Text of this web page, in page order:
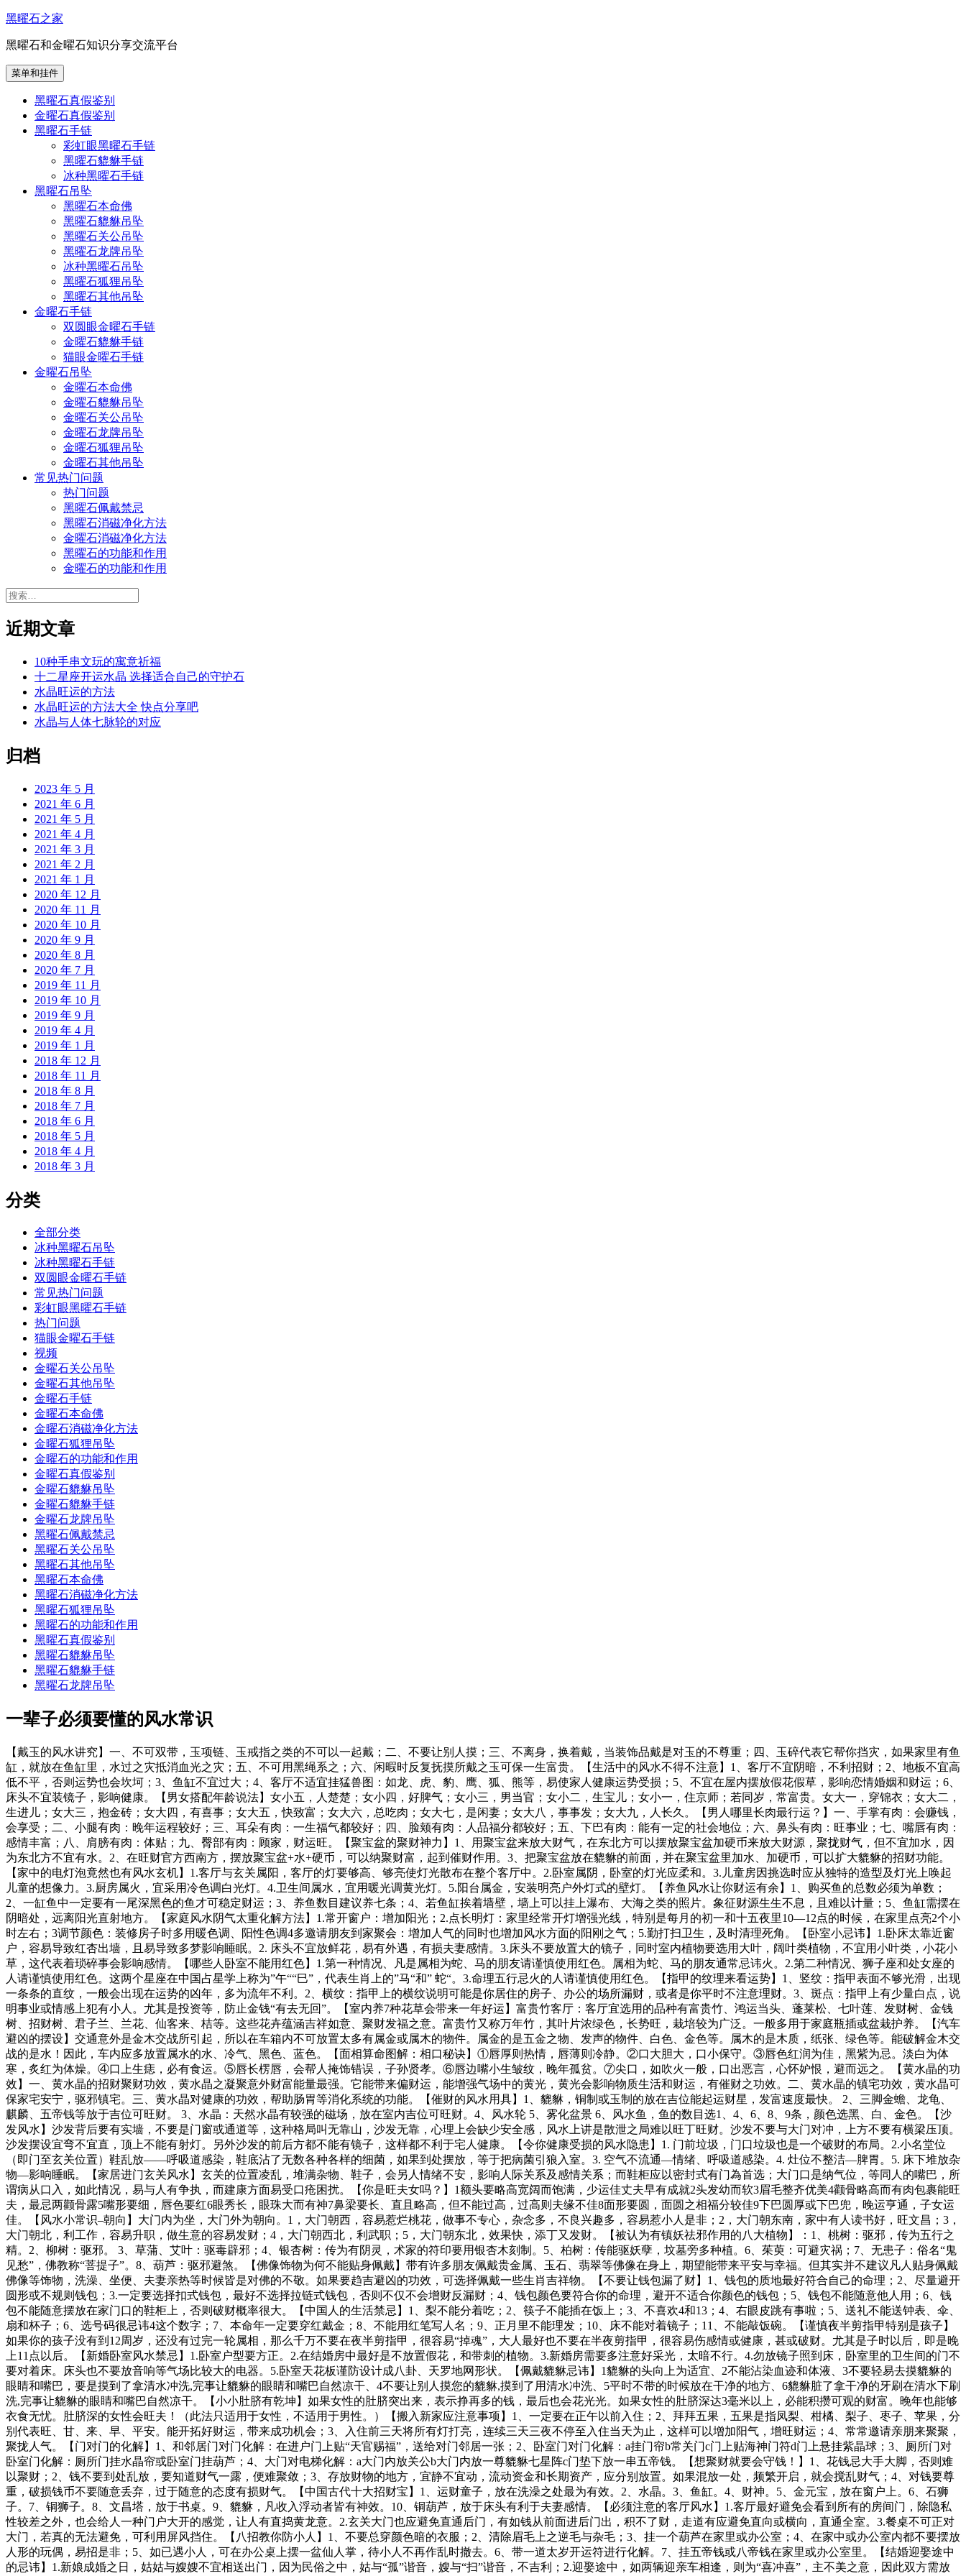
跳
内
容
黑曜石之家
黑曜石和金曜石知识分享交流平台
菜单和挂件
黑曜石真假鉴别
金曜石真假鉴别
黑曜石手链
彩虹眼黑曜石手链
黑曜石貔貅手链
冰种黑曜石手链
黑曜石吊坠
黑曜石本命佛
黑曜石貔貅吊坠
黑曜石关公吊坠
黑曜石龙牌吊坠
冰种黑曜石吊坠
黑曜石狐狸吊坠
黑曜石其他吊坠
金曜石手链
双圆眼金曜石手链
金曜石貔貅手链
猫眼金曜石手链
金曜石吊坠
金曜石本命佛
金曜石貔貅吊坠
金曜石关公吊坠
金曜石龙牌吊坠
金曜石狐狸吊坠
金曜石其他吊坠
常见热门问题
热门问题
黑曜石佩戴禁忌
黑曜石消磁净化方法
金曜石消磁净化方法
黑曜石的功能和作用
金曜石的功能和作用
搜
近期文章
10种手串文玩的寓意祈福
十二星座开运水晶 选择适合自己的守护石
水晶旺运的方法
水晶旺运的方法大全 快点分享吧
水晶与人体七脉轮的对应
归档
2023 年 5 月
2021 年 6 月
2021 年 5 月
2021 年 4 月
2021 年 3 月
2021 年 2 月
2021 年 1 月
2020 年 12 月
2020 年 11 月
2020 年 10 月
2020 年 9 月
2020 年 8 月
2020 年 7 月
2019 年 11 月
2019 年 10 月
2019 年 9 月
2019 年 4 月
2019 年 1 月
2018 年 12 月
2018 年 11 月
2018 年 8 月
2018 年 7 月
2018 年 6 月
2018 年 5 月
2018 年 4 月
2018 年 3 月
分类
全部分类
冰种黑曜石吊坠
冰种黑曜石手链
双圆眼金曜石手链
常见热门问题
彩虹眼黑曜石手链
热门问题
猫眼金曜石手链
视频
金曜石关公吊坠
金曜石其他吊坠
金曜石手链
金曜石本命佛
金曜石消磁净化方法
金曜石狐狸吊坠
金曜石的功能和作用
金曜石真假鉴别
金曜石貔貅吊坠
金曜石貔貅手链
金曜石龙牌吊坠
黑曜石佩戴禁忌
黑曜石关公吊坠
黑曜石其他吊坠
黑曜石本命佛
黑曜石消磁净化方法
黑曜石狐狸吊坠
黑曜石的功能和作用
黑曜石真假鉴别
黑曜石貔貅吊坠
黑曜石貔貅手链
黑曜石龙牌吊坠
一辈子必须要懂的风水常识
【戴玉的风水讲究】一、不可双带，玉项链、玉戒指之类的不可以一起戴；二、不要让别人摸；三、不离身，换着戴，当装饰品戴是对玉的不尊重；四、玉碎代表它帮你挡灾，如果家里有鱼
缸，就放在鱼缸里，水过之灾抵消血光之灾；五、不可用黑绳系之；六、闲暇时反复抚摸所戴之玉可保一生富贵。【生活中的风水不得不注意】1、客厅不宜阴暗，不利招财；2、地板不宜高
低不平，否则运势也会坎坷；3、鱼缸不宜过大；4、客厅不适宜挂猛兽图：如龙、虎、豹、鹰、狐、熊等，易使家人健康运势受损；5、不宜在屋内摆放假花假草，影响恋情婚姻和财运；6、
床头不宜装镜子，影响健康。【男女搭配年龄说法】女小五，人楚楚；女小四，好脾气；女小三，男当官；女小二，生宝儿；女小一，住京师；若同岁，常富贵。女大一，穿锦衣；女大二，
生进儿；女大三，抱金砖；女大四，有喜事；女大五，快致富；女大六，总吃肉；女大七，是闲妻；女大八，事事发；女大九，人长久。【男人哪里长肉最行运？】一、手掌有肉：会赚钱，
会享受；二、小腿有肉：晚年运程较好；三、耳朵有肉：一生福气都较好；四、脸颊有肉：人品福分都较好；五、下巴有肉：能有一定的社会地位；六、鼻头有肉：旺事业；七、嘴唇有肉：
感情丰富；八、肩膀有肉：体贴；九、臀部有肉：顾家，财运旺。【聚宝盆的聚财神力】1、用聚宝盆来放大财气，在东北方可以摆放聚宝盆加硬币来放大财源，聚拢财气，但不宜加水，因
为东北方不宜有水。2、在旺财官方西南方，摆放聚宝盆+水+硬币，可以纳聚财富，起到催财作用。3、把聚宝盆放在貔貅的前面，并在聚宝盆里加水、加硬币，可以扩大貔貅的招财功能。
【家中的电灯泡竟然也有风水玄机】1.客厅与玄关属阳，客厅的灯要够高、够亮使灯光散布在整个客厅中。2.卧室属阴，卧室的灯光应柔和。3.儿童房因挑选时应从独特的造型及灯光上唤起
儿童的想像力。3.厨房属火，宜采用冷色调白光灯。4.卫生间属水，宜用暖光调黄光灯。5.阳台属金，安装明亮户外灯式的壁灯。【养鱼风水让你财运有余】1、购买鱼的总数必须为单数；
2、一缸鱼中一定要有一尾深黑色的鱼才可稳定财运；3、养鱼数目建议养七条；4、若鱼缸挨着墙壁，墙上可以挂上瀑布、大海之类的照片。象征财源生生不息，且难以计量；5、鱼缸需摆在
阴暗处，远离阳光直射地方。【家庭风水阴气太重化解方法】1.常开窗户：增加阳光；2.点长明灯：家里经常开灯增强光线，特别是每月的初一和十五夜里10—12点的时候，在家里点亮2个小
时左右；3调节颜色：装修房子时多用暖色调、阳性色调4多邀请朋友到家聚会：增加人气的同时也增加风水方面的阳刚之气；5.勤打扫卫生，及时清理死角。【卧室小忌讳】1.卧床太靠近窗
户，容易导致红杏出墙，且易导致多梦影响睡眠。2. 床头不宜放鲜花，易有外遇，有损夫妻感情。3.床头不要放置大的镜子，同时室内植物要选用大叶，阔叶类植物，不宜用小叶类，小花小
草，这代表着琐碎事会影响感情。【哪些人卧室不能用红色】1.第一种情况、凡是属相为蛇、马的朋友请谨慎使用红色。属相为蛇、马的朋友通常忌讳火。2.第二种情况、狮子座和处女座的
人请谨慎使用红色。这两个星座在中国占星学上称为”午““巳”，代表生肖上的”马“和” 蛇“。3.命理五行忌火的人请谨慎使用红色。【指甲的纹理来看运势】1、竖纹：指甲表面不够光滑，出现
一条条的直纹，一般会出现在运势的凶年，多为流年不利。2、横纹：指甲上的横纹说明可能是你居住的房子、办公的场所漏财，或者是你平时不注意理财。3、斑点：指甲上有少量白点，说
明事业或情感上犯有小人。尤其是投资等，防止金钱“有去无回”。【室内养7种花草会带来一年好运】富贵竹客厅：客厅宜选用的品种有富贵竹、鸿运当头、蓬莱松、七叶莲、发财树、金钱
树、招财树、君子兰、兰花、仙客来、桔等。这些花卉蕴涵吉祥如意、聚财发福之意。富贵竹又称万年竹，其叶片浓绿色，长势旺，栽培较为广泛。一般多用于家庭瓶插或盆栽护养。【汽车
避凶的摆设】交通意外是金木交战所引起，所以在车箱内不可放置太多有属金或属木的物件。属金的是五金之物、发声的物件、白色、金色等。属木的是木质，纸张、绿色等。能破解金木交
战的是水！因此，车内应多放置属水的水、冷气、黑色、蓝色。【面相算命图解：相口秘诀】①唇厚则热情，唇薄则冷静。②口大胆大，口小保守。③唇色红润为佳，黑紫为忌。淡白为体
寒，炙红为体燥。④口上生痣，必有食运。⑤唇长楞唇，会帮人掩饰错误，子孙贤孝。⑥唇边嘴小生皱纹，晚年孤贫。⑦尖口，如吹火一般，口出恶言，心怀妒恨，避而远之。【黄水晶的功
效】一、黄水晶的招财聚财功效，黄水晶之凝聚意外财富能量最强。它能带来偏财运，能增强气场中的黄光，黄光会影响物质生活和财运，有催财之功效。二、黄水晶的镇宅功效，黄水晶可
保家宅安宁，驱邪镇宅。三、黄水晶对健康的功效，帮助肠胃等消化系统的功能。【催财的风水用具】1、貔貅，铜制或玉制的放在吉位能起运财星，发富速度最快。 2、三脚金蟾、龙龟、
麒麟、五帝钱等放于吉位可旺财。 3、水晶：天然水晶有较强的磁场，放在室内吉位可旺财。4、风水轮 5、雾化盆景 6、风水鱼，鱼的数目选1、4、6、8、9条，颜色选黑、白、金色。【沙
发风水】沙发背后要有实墙，不要是门窗或通道等，这种格局叫无靠山，沙发无靠，心理上会缺少安全感，风水上讲是散泄之局难以旺丁旺财。沙发不要与大门对冲，上方不要有横梁压顶。
沙发摆设宜弯不宜直，顶上不能有射灯。另外沙发的前后方都不能有镜子，这样都不利于宅人健康。【令你健康受损的风水隐患】1. 门前垃圾，门口垃圾也是一个破财的布局。2.小名堂位
（即门至玄关位置）鞋乱放——呼吸道感染，鞋底沾了无数各种各样的细菌，如果到处摆放，等于把病菌引狼入室。3. 空气不流通—情绪、呼吸道感染。4. 灶位不整洁—脾胃。5. 床下堆放杂
物—影响睡眠。【家居进门玄关风水】玄关的位置凌乱，堆满杂物、鞋子，会另人情绪不安，影响人际关系及感情关系；而鞋柜应以密封式有门為首选；大门口是纳气位，等同人的嘴巴，所
谓病从口入，如此情况，易与人有争执，而建康方面易受口疮困扰。【你是旺夫女吗？】1额头要略高宽阔而饱满，少运佳丈夫早有成就2头发幼而软3眉毛整齐优美4颧骨略高而有肉包裹能旺
夫，最忌两颧骨露5嘴形要细，唇色要红6眼秀长，眼珠大而有神7鼻梁要长、直且略高，但不能过高，过高则夫缘不佳8面形要圆，面圆之相福分较佳9下巴圆厚或下巴兜，晚运亨通，子女运
佳。【风水小常识–朝向】大门内为坐，大门外为朝向。1，大门朝西，容易惹烂桃花，做事不专心，杂念多，不良兴趣多，容易惹小人是非；2，大门朝东南，家中有人读书好，旺文昌；3，
大门朝北，利工作，容易升职，做生意的容易发财；4，大门朝西北，利武职；5，大门朝东北，效果快，添丁又发财。【被认为有镇妖祛邪作用的八大植物】：1、桃树：驱邪，传为五行之
精。2、柳树：驱邪。 3、草蒲、艾叶：驱毒辟邪；4、银杏树：传为有阴灵，术家的符印要用银杏木刻制。5、柏树：传能驱妖孽，坟墓旁多种植。6、茱萸：可避灾祸；7、无患子：俗名“鬼
见愁”，佛教称“菩提子”。8、葫芦：驱邪避煞。【佛像饰物为何不能贴身佩戴】带有许多朋友佩戴贵金属、玉石、翡翠等佛像在身上，期望能带来平安与幸福。但其实并不建议凡人贴身佩戴
佛像等饰物，洗澡、坐便、夫妻亲热等时候皆是对佛的不敬。如果要趋吉避凶的功效，可选择佩戴一些生肖吉祥物。【不要让钱包漏了财】1、钱包的质地最好符合自己的命理；2、尽量避开
圆形或不规则钱包；3.一定要选择扣式钱包，最好不选择拉链式钱包，否则不仅不会增财反漏财；4、钱包颜色要符合你的命理，避开不适合你颜色的钱包；5、钱包不能随意他人用；6、钱
包不能随意摆放在家门口的鞋柜上，否则破财概率很大。【中国人的生活禁忌】1、梨不能分着吃；2、筷子不能插在饭上；3、不喜欢4和13；4、右眼皮跳有事啦；5、送礼不能送钟表、伞、
扇和杯子；6、选号码很忌讳4这个数字；7、本命年一定要穿红戴金；8、不能用红笔写人名；9、正月里不能理发；10、床不能对着镜子；11、不能敲饭碗。【谨慎夜半剪指甲特别是孩子】
如果你的孩子没有到12周岁，还没有过完一轮属相，那么千万不要在夜半剪指甲，很容易“掉魂”，大人最好也不要在半夜剪指甲，很容易伤感情或健康，甚或破财。尤其是子时以后，即是晚
上11点以后。【新婚卧室风水禁忌】1.卧室户型要方正。2.在结婚房中最好是不放置假花，和带刺的植物。3.新婚房需要多注意好采光，太暗不行。4.勿放镜子照到床，卧室里的卫生间的门不
要对着床。床头也不要放音响等气场比较大的电器。5.卧室天花板谨防设计成八卦、天罗地网形状。【佩戴貔貅忌讳】1貔貅的头向上为适宜、2不能沾染血迹和体液、3不要轻易去摸貔貅的
眼睛和嘴巴，要是摸到了拿清水冲洗,完事让貔貅的眼睛和嘴巴自然凉干、4不要让别人摸您的貔貅,摸到了用清水冲洗、5平时不带的时候放在干净的地方、6貔貅脏了拿干净的牙刷在清水下刷
洗,完事让貔貅的眼睛和嘴巴自然凉干。【小小肚脐有乾坤】如果女性的肚脐突出来，表示挣再多的钱，最后也会花光光。如果女性的肚脐深达3毫米以上，必能积攒可观的财富。晚年也能够
衣食无忧。肚脐深的女性会旺夫！（此法只适用于女性，不适用于男性。）【搬入新家应注意事项】1、一定要在正午以前入住；2、拜拜五果，五果是指凤梨、柑橘、梨子、枣子、苹果，分
别代表旺、甘、来、早、平安。能开拓好财运，带来成功机会；3、入住前三天将所有灯打亮，连续三天三夜不停至入住当天为止，这样可以增加阳气，增旺财运；4、常常邀请亲朋来聚聚，
聚拢人气。【门对门的化解】1、和邻居门对门化解：在进户门上贴“天官赐福”，送给对门邻居一张；2、卧室门对门化解：a挂门帘b常关门c门上贴海神门符d门上悬挂紫晶球；3、厕所门对
卧室门化解：厕所门挂水晶帘或卧室门挂葫芦；4、大门对电梯化解：a大门内放关公b大门内放一尊貔貅七星阵c门垫下放一串五帝钱。【想聚财就要会守钱！】1、花钱忌大手大脚，否则难
以聚财；2、钱不要到处乱放，要知道财气一露，便难聚敛；3、存放财物的地方，宜静不宜动，流动资金和长期资产，应分别放置。如果混放一处，频繁开启，就会搅乱财气；4、对钱要尊
重，破损钱币不要随意丢弃，过于随意的态度有损财气。【中国古代十大招财宝】1、运财童子，放在洗澡之处最为有效。2、水晶。3、鱼缸。4、财神。5、金元宝，放在窗户上。6、石狮
子。7、铜狮子。8、文昌塔，放于书桌。9、貔貅，凡收入浮动者皆有神效。10、铜葫芦，放于床头有利于夫妻感情。【必须注意的客厅风水】1.客厅最好避免会看到所有的房间门，除隐私
性较差之外，也会给人一种门户大开的感觉，让人有直捣黄龙意。2.玄关大门也应避免直通后门，有如钱从前面进后门出，积不了财，走道有应避免直向或横向，直通全室。3.餐桌不可正对
大门，若真的无法避免，可利用屏风挡住。【八招教你防小人】1、不要总穿颜色暗的衣服；2、清除眉毛上之逆毛与杂毛；3、挂一个葫芦在家里或办公室；4、在家中或办公室内都不要摆放
人形的玩偶，易招是非；5、如已遇小人，可在办公桌上摆一盆仙人掌，待小人不再作乱时撤去。6、带一道太岁开运符进行化解。7、挂五帝钱或八帝钱在家里或办公室里。【结婚迎娶途中
的忌讳】1.新娘成婚之日，姑姑与嫂嫂不宜相送出门，因为民俗之中，姑与“孤”谐音，嫂与“扫”谐音，不吉利；2.迎娶途中，如两辆迎亲车相逢，则为“喜冲喜”，主不美之意，因此双方需放